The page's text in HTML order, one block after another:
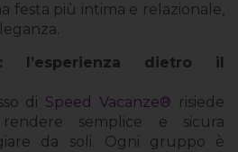
festa più intima e relazionale,
l’esperienza dietro il
di Speed Vacanze® risiede
semplice e sicura
da soli. Ogni gruppo è